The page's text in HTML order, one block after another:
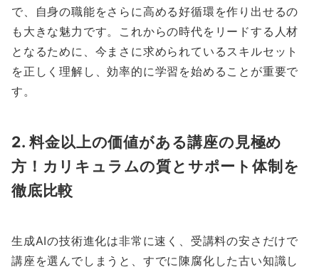
で、自身の職能をさらに高める好循環を作り出せるの
も大きな魅力です。これからの時代をリードする人材
となるために、今まさに求められているスキルセット
を正しく理解し、効率的に学習を始めることが重要で
す。
2. 料金以上の価値がある講座の見極め
方！カリキュラムの質とサポート体制を
徹底比較
生成AIの技術進化は非常に速く、受講料の安さだけで
講座を選んでしまうと、すでに陳腐化した古い知識し